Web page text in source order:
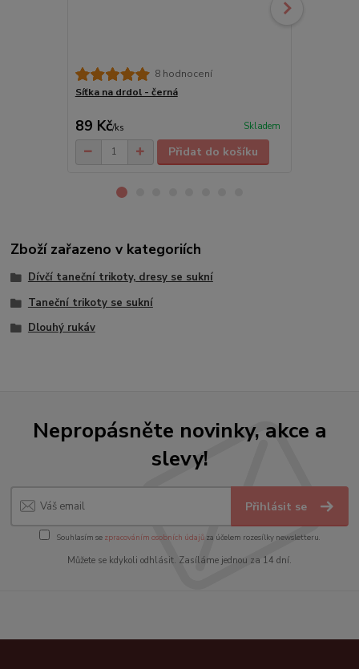
8 hodnocení
Síťka na drdol - černá
89 Kč/ks Skladem
Přidat do košíku
Zboží zařazeno v kategoriích
Dívčí taneční trikoty, dresy se sukní
Taneční trikoty se sukní
Dlouhý rukáv
Nepropásněte novinky, akce a
slevy!
Přihlásit se
Souhlasím se zpracováním osobních údajůza účelem rozesílky newsletteru.
Můžete se kdykoli odhlásit. Zasíláme jednou za 14 dní.